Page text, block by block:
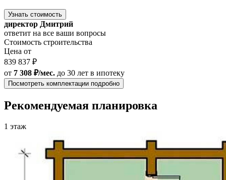
Узнать стоимость
директор Дмитрий
ответит на все ваши вопросы
Стоимость строительства
Цена от
839 837 ₽
от 7 308 ₽/мес. до 30 лет в ипотеку
Посмотреть комплектации подробно
Рекомендуемая планировка
1 этаж